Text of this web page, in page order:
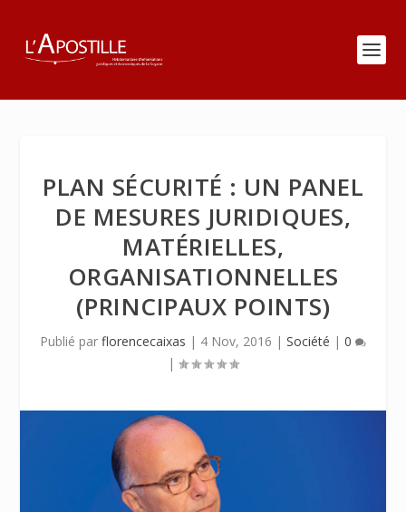
PLAN SÉCURITÉ : UN PANEL
DE MESURES JURIDIQUES,
MATÉRIELLES,
ORGANISATIONNELLES
(PRINCIPAUX POINTS)
Publié par florencecaixas | 4 Nov, 2016 | Société | 0
|